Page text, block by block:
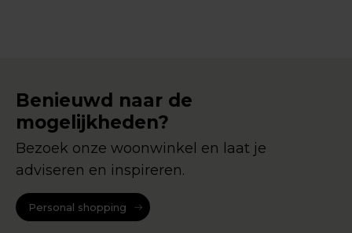
Benieuwd naar de
mogelijkheden?
Bezoek onze woonwinkel en laat je
adviseren en inspireren.
Personal shopping